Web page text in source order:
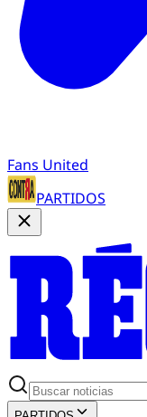
Fans United
PARTIDOS